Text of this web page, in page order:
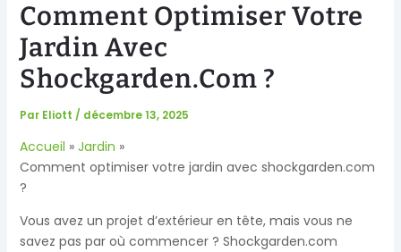
Comment Optimiser Votre
Jardin Avec
Shockgarden.com ?
Par Eliott / décembre 13, 2025
Accueil
Jardin
Comment optimiser votre jardin avec shockgarden.com
?
Vous avez un projet d’extérieur en tête, mais vous ne
savez pas par où commencer ? Shockgarden.com